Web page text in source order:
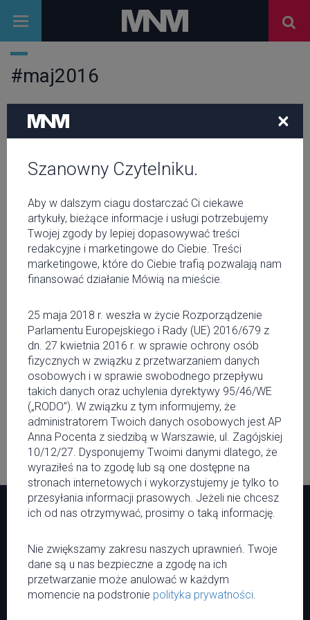
#maj2016
Najciekawsze warsztaty w tym
FILM
Na co do kina? 5 najbardziej
oczekiwanych premier w maju!
MIASTO
Pięć spektakli, które mają swoje
premiery w maju
MIASTO
Wydarzenia kulturalne tego
tygodnia w Warszawie
FESTIWALE
Najbardziej nietypowe festiwale w
stolicy
Menu
Wywiady
Muzyka
Miasto
Kalendarium
Serwis
Regulamin
Polityka prywatności
Kontakt
Współpraca
×
Szanowny Czytelniku.
Aby w dalszym ciagu dostarczać Ci ciekawe
artykuły, bieżące informacje i usługi potrzebujemy
Twojej zgody by lepiej dopasowywać treści
redakcyjne i marketingowe do Ciebie. Treści
marketingowe, które do Ciebie trafią pozwalają nam
finansować działanie Mówią na mieście.
25 maja 2018 r. weszła w życie Rozporządzenie
Parlamentu Europejskiego i Rady (UE) 2016/679 z
dn. 27 kwietnia 2016 r. w sprawie ochrony osób
fizycznych w związku z przetwarzaniem danych
osobowych i w sprawie swobodnego przepływu
takich danych oraz uchylenia dyrektywy 95/46/WE
(„RODO”). W związku z tym informujemy, że
administratorem Twoich danych osobowych jest AP
Anna Pocenta z siedzibą w Warszawie, ul. Zagójskiej
10/12/27. Dysponujemy Twoimi danymi dlatego, że
wyraziłeś na to zgodę lub są one dostępne na
stronach internetowych i wykorzystujemy je tylko to
przesyłania informacji prasowych. Jeżeli nie chcesz
ich od nas otrzymywać, prosimy o taką informację.
Nie zwiększamy zakresu naszych uprawnień. Twoje
dane są u nas bezpieczne a zgodę na ich
przetwarzanie może anulować w każdym
momencie na podstronie polityka prywatności.